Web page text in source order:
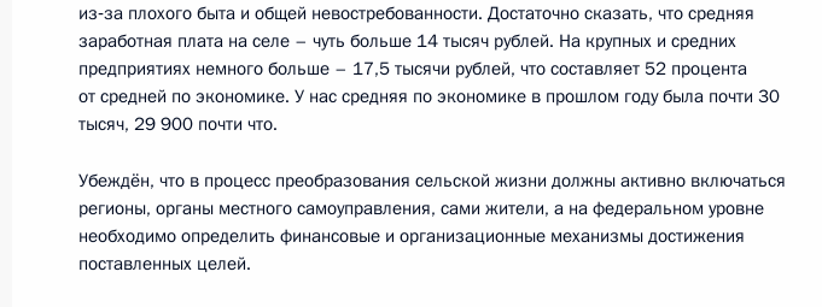
3 апреля 2014 года, четверг
Заседание рабочей группы по мониторингу выполнения решений
Госсовета и его президиума
3 апреля 2014 года, 18:00
из‑за плохого быта и общей невостребованности. Достаточно сказать, что средняя
заработная плата на селе – чуть больше 14 тысяч рублей. На крупных и средних
предприятиях немного больше – 17,5 тысячи рублей, что составляет 52 процента
от средней по экономике. У нас средняя по экономике в прошлом году была почти 30
тысяч, 29 900 почти что.
Убеждён, что в процесс преобразования сельской жизни должны активно включаться
регионы, органы местного самоуправления, сами жители, а на федеральном уровне
необходимо определить финансовые и организационные механизмы достижения
поставленных целей.